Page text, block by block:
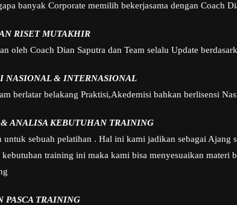
banyak Corporate memilih bekerjasama dengan Coach
RISET MUTAKHIR
oleh Coach Dian Saputra dan Team selalu Update
NASIONAL & INTERNASIONAL
berlatar belakang Praktisi,Akedemisi bahkan berlisensi
ANALISA KEBUTUHAN TRAINING
sebuah pelatihan . Hal ini kami jadikan sebagai Ajang
training ini maka kami bisa menyesuaikan materi
PASCA TRAINING